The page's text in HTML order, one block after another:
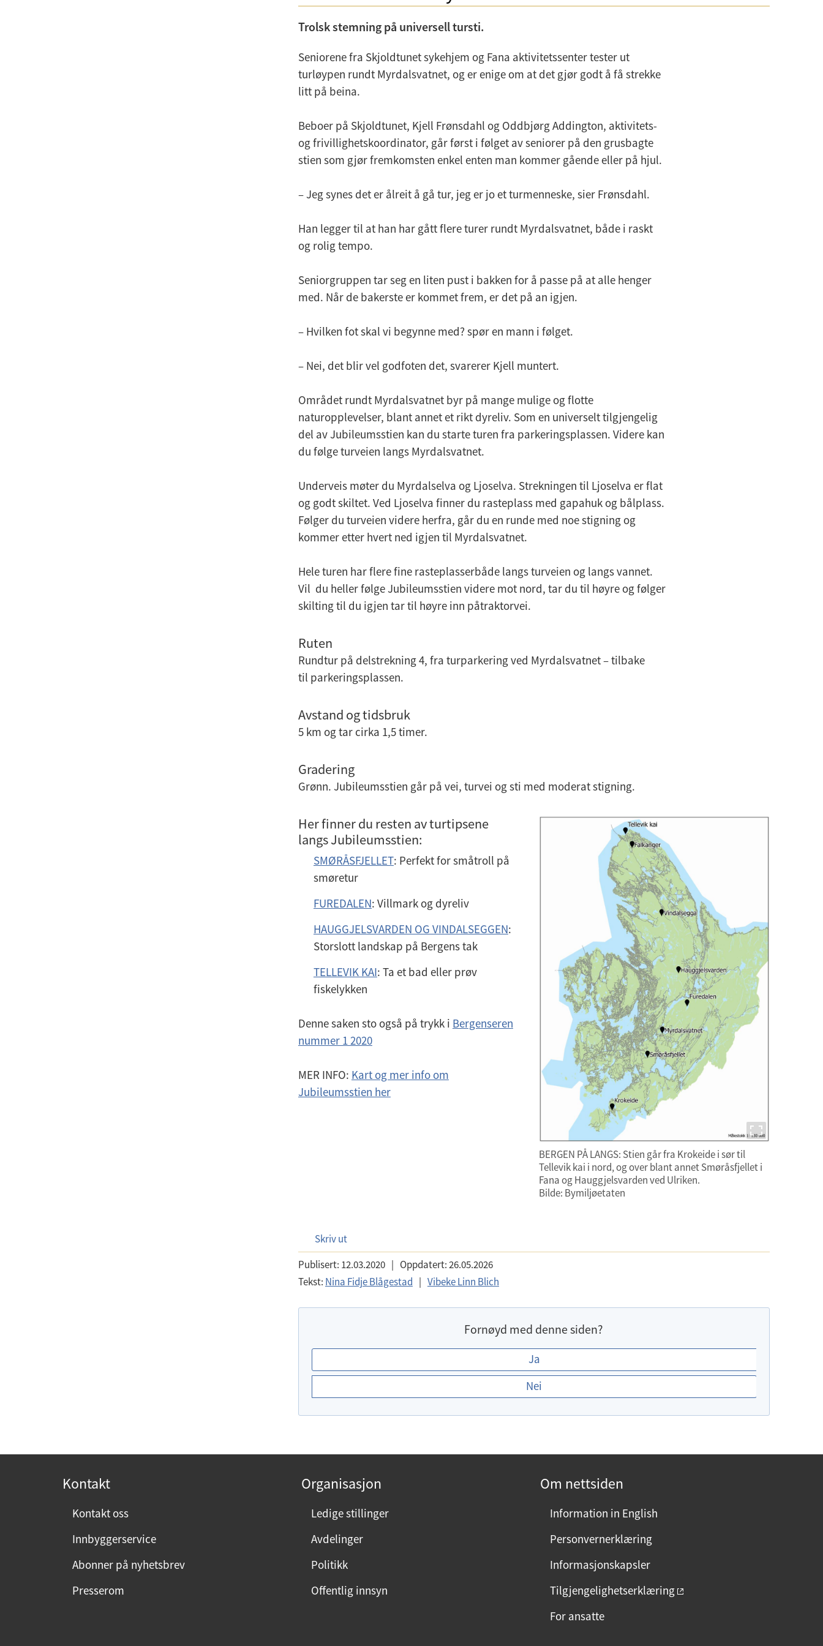
Trolsk stemning på universell tursti.
Seniorene fra Skjoldtunet sykehjem og Fana aktivitetssenter tester ut
turløypen rundt Myrdalsvatnet, og er enige om at det gjør godt å få strekke
litt på beina.
Beboer på Skjoldtunet, Kjell Frønsdahl og Oddbjørg Addington, aktivitets-
og frivillighetskoordinator, går først i følget av seniorer på den grusbagte
stien som gjør fremkomsten enkel enten man kommer gående eller på hjul.
– Jeg synes det er ålreit å gå tur, jeg er jo et turmenneske, sier Frønsdahl.
Han legger til at han har gått flere turer rundt Myrdalsvatnet, både i raskt
og rolig tempo.
Seniorgruppen tar seg en liten pust i bakken for å passe på at alle henger
med. Når de bakerste er kommet frem, er det på an igjen.
– Hvilken fot skal vi begynne med? spør en mann i følget.
– Nei, det blir vel godfoten det, svarerer Kjell muntert.
Området rundt Myrdalsvatnet byr på mange mulige og flotte
naturopplevelser, blant annet et rikt dyreliv. Som en universelt tilgjengelig
del av Jubileumsstien kan du starte turen fra parkeringsplassen. Videre kan
du følge turveien langs Myrdalsvatnet.
Underveis møter du Myrdalselva og Ljoselva. Strekningen til Ljoselva er flat
og godt skiltet. Ved Ljoselva finner du rasteplass med gapahuk og bålplass.
Følger du turveien videre herfra, går du en runde med noe stigning og
kommer etter hvert ned igjen til Myrdalsvatnet.
Hele turen har flere fine rasteplasserbåde langs turveien og langs vannet.
Vil du heller følge Jubileumsstien videre mot nord, tar du til høyre og følger
skilting til du igjen tar til høyre inn påtraktorvei.
Ruten
Rundtur på delstrekning 4, fra turparkering ved Myrdalsvatnet – tilbake
til parkeringsplassen.
Avstand og tidsbruk
5 km og tar cirka 1,5 timer.
Gradering
Grønn. Jubileumsstien går på vei, turvei og sti med moderat stigning.
BERGEN PÅ LANGS: Stien går fra Krokeide i sør til
Tellevik kai i nord, og over blant annet Smøråsfjellet i
Fana og Hauggjelsvarden ved Ulriken.
Bilde: Bymiljøetaten
Her finner du resten av turtipsene
langs Jubileumsstien:
SMØRÅSFJELLET: Perfekt for småtroll på
smøretur
FUREDALEN: Villmark og dyreliv
HAUGGJELSVARDEN OG VINDALSEGGEN:
Storslott landskap på Bergens tak
TELLEVIK KAI: Ta et bad eller prøv
fiskelykken
Denne saken sto også på trykk i Bergenseren
nummer 1 2020
MER INFO: Kart og mer info om
Jubileumsstien her
Skriv ut
Publisert: 12.03.2020 | Oppdatert:26.05.2026
Tekst: Nina Fidje Blågestad | Vibeke Linn Blich
Fornøyd med denne siden?
E
r
r
ø
y
m
e
d
Ja
Nei
Kontakt
Kontakt oss
Innbyggerservice
Abonner på nyhetsbrev
Presserom
Organisasjon
Ledige stillinger
Avdelinger
Politikk
Offentlig innsyn
Om nettsiden
Information in English
Personvernerklæring
Informasjonskapsler
Tilgjengelighetserklæring
For ansatte